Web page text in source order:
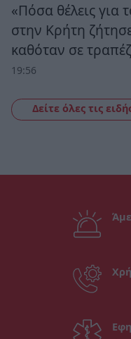
«Πόσα θέλεις για
στην Κρήτη
καθόταν σε
19:56
Δείτε όλες τις